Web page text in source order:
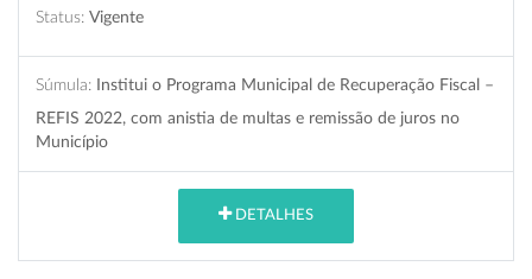
Status: Vigente
Súmula: Institui o Programa Municipal de Recuperação Fiscal –
REFIS 2022, com anistia de multas e remissão de juros no
Município
DETALHES